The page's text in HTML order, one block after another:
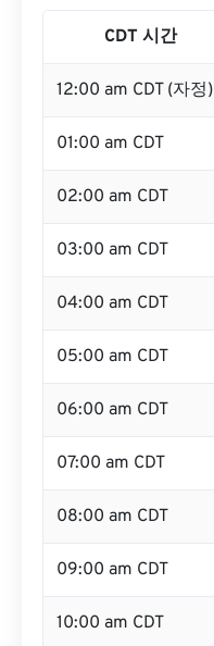
CDT 시간
12:00 am CDT (자정)
01:00 am CDT
02:00 am CDT
03:00 am CDT
04:00 am CDT
05:00 am CDT
06:00 am CDT
07:00 am CDT
08:00 am CDT
09:00 am CDT
10:00 am CDT